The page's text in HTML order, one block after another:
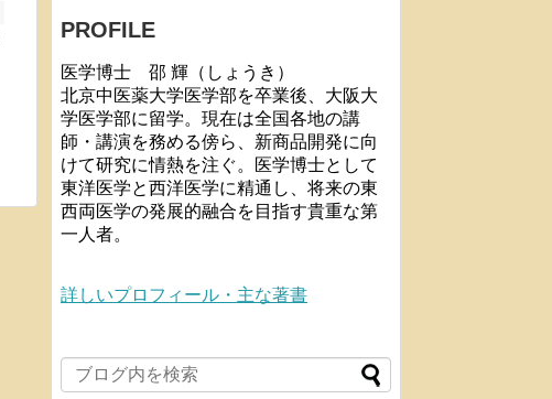
PROFILE
医学博士 邵 輝（しょうき）
北京中医薬大学医学部を卒業後、大阪大
学医学部に留学。現在は全国各地の講
師・講演を務める傍ら、新商品開発に向
けて研究に情熱を注ぐ。医学博士として
東洋医学と西洋医学に精通し、将来の東
西両医学の発展的融合を目指す貴重な第
一人者。
詳しいプロフィール・主な著書